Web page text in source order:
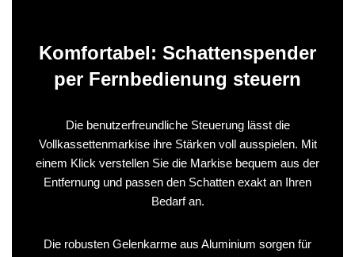
Komfortabel: Schattenspender
per Fernbedienung steuern
Die benutzerfreundliche Steuerung lässt die
Vollkassettenmarkise ihre Stärken voll ausspielen. Mit
einem Klick verstellen Sie die Markise bequem aus der
Entfernung und passen den Schatten exakt an Ihren
Bedarf an.
Die robusten Gelenkarme aus Aluminium sorgen für